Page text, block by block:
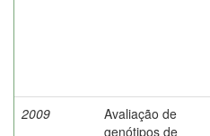
2009
Avaliação de
genótipos de